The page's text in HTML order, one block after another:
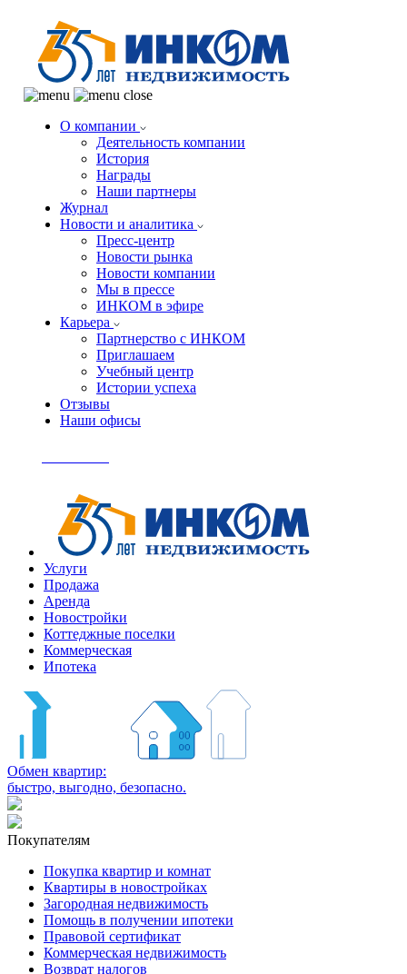
О компании
Деятельность компании
История
Награды
Наши партнеры
Журнал
Новости и аналитика
Пресс-центр
Новости рынка
Новости компании
Мы в прессе
ИНКОМ в эфире
Карьера
Партнерство с ИНКОМ
Приглашаем
Учебный центр
Истории успеха
Отзывы
Наши офисы
Услуги
Продажа
Аренда
Новостройки
Коттеджные поселки
Коммерческая
Ипотека
Обмен квартир:
быстро, выгодно, безопасно.
Покупателям
Покупка квартир и комнат
Квартиры в новостройках
Загородная недвижимость
Помощь в получении ипотеки
Правовой сертификат
Коммерческая недвижимость
Возврат налогов